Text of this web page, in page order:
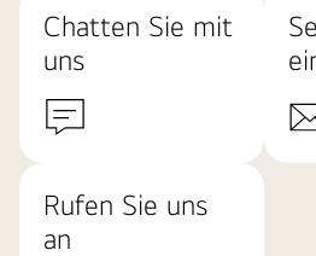
Chatten Sie mit
uns
Rufen Sie uns
an